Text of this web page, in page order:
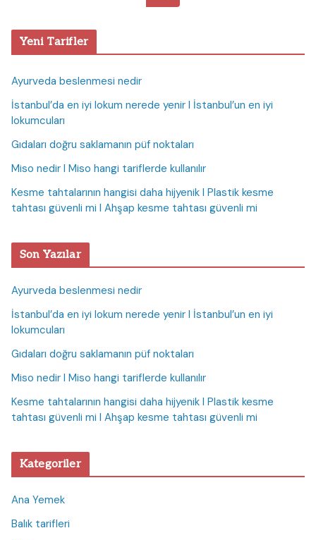
Yeni Tarifler
Ayurveda beslenmesi nedir
İstanbul’da en iyi lokum nerede yenir I İstanbul’un en iyi
lokumcuları
Gıdaları doğru saklamanın püf noktaları
Miso nedir I Miso hangi tariflerde kullanılır
Kesme tahtalarının hangisi daha hijyenik I Plastik kesme
tahtası güvenli mi I Ahşap kesme tahtası güvenli mi
Son Yazılar
Ayurveda beslenmesi nedir
İstanbul’da en iyi lokum nerede yenir I İstanbul’un en iyi
lokumcuları
Gıdaları doğru saklamanın püf noktaları
Miso nedir I Miso hangi tariflerde kullanılır
Kesme tahtalarının hangisi daha hijyenik I Plastik kesme
tahtası güvenli mi I Ahşap kesme tahtası güvenli mi
Kategoriler
Ana Yemek
Balık tarifleri